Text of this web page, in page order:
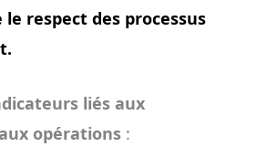
respect des processus
liés aux
opérations: